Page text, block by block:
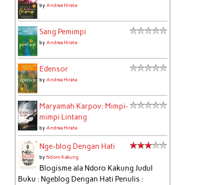
byAndrea Hirata
Sang Pemimpi
byAndrea Hirata
Edensor
byAndrea Hirata
Maryamah Karpov: Mimpi-
mimpi Lintang
byAndrea Hirata
Nge-blog Dengan Hati
byNdoro Kakung
Blogisme ala Ndoro Kakung Judul
Buku : Ngeblog Dengan Hati Penulis :